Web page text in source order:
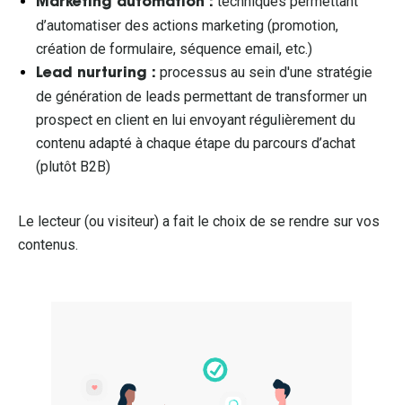
d’automatiser des actions marketing (promotion,
création de formulaire, séquence email, etc.)
Lead nurturing : processus au sein d'une stratégie
de génération de leads permettant de transformer un
prospect en client en lui envoyant régulièrement du
contenu adapté à chaque étape du parcours d’achat
(plutôt B2B)
Le lecteur (ou visiteur) a fait le choix de se rendre sur vos
contenus.